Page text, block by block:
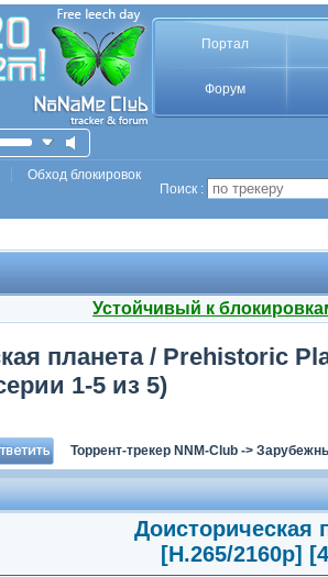
Портал
Форум
Обход блокировок
Поиск :
Устойчивый к
планета / Prehistoric
1-5 из 5)
Торрент-трекер NNM-Club ->
Доисторическая
[H.265/2160p]